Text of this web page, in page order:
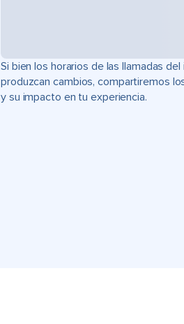
Si bien los horarios de las llamadas
produzcan cambios, compartiremos
y su impacto en tu experiencia.